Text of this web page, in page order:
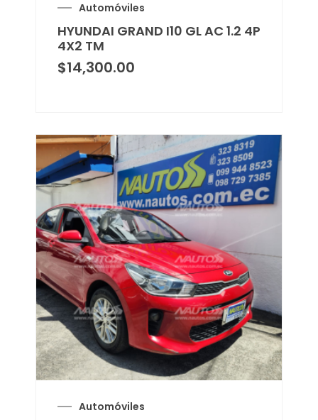
Automóviles
HYUNDAI GRAND I10 GL AC 1.2 4P
4X2 TM
$14,300.00
Automóviles